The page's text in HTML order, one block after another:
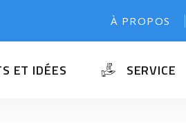
À PROPOS
ET IDÉES SERVICE